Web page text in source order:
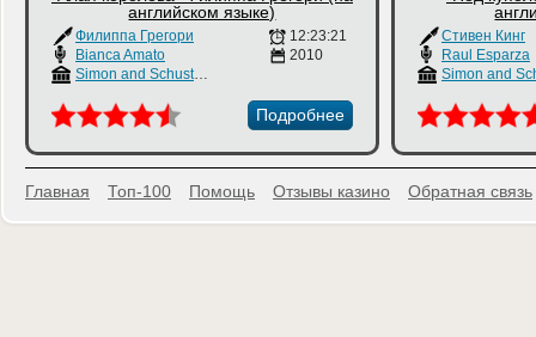
английском языке)
Филиппа Грегори
Bianca Amato
Simon and Schuster Inc
12:23:21
2010
Подробнее
Стивен Кинг
Raul Esparza
Главная Топ-100 Помощь Отзывы казино Обратная связь